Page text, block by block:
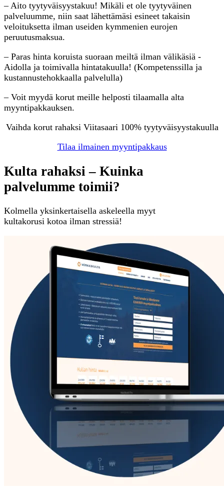
– Aito tyytyväisyystakuu! Mikäli et ole tyytyväinen
palveluumme, niin saat lähettämäsi esineet takaisin
veloituksetta ilman useiden kymmenien eurojen
peruutusmaksua.
– Paras hinta koruista suoraan meiltä ilman välikäsiä -
Aidolla ja toimivalla hintatakuulla! (Kompetenssilla ja
kustannustehokkaalla palvelulla)
– Voit myydä korut meille helposti tilaamalla alta
myyntipakkauksen.
Vaihda korut rahaksi Viitasaari 100% tyytyväisyystakuulla
Tilaa ilmainen myyntipakkaus
Kulta rahaksi – Kuinka
palvelumme toimii?
Kolmella yksinkertaisella askeleella myyt
kultakorusi kotoa ilman stressiä!